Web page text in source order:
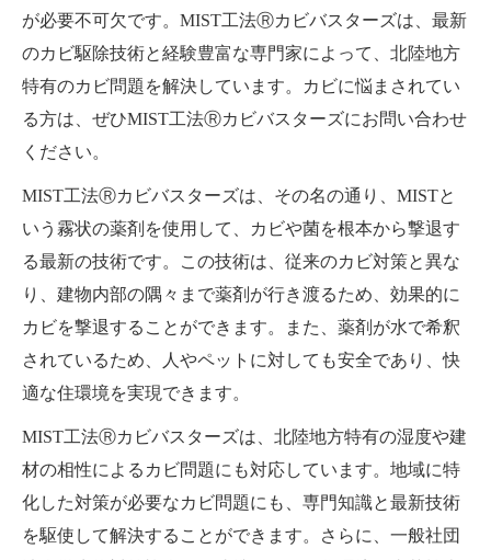
が必要不可欠です。MIST工法Ⓡカビバスターズは、最新
のカビ駆除技術と経験豊富な専門家によって、北陸地方
特有のカビ問題を解決しています。カビに悩まされてい
る方は、ぜひMIST工法Ⓡカビバスターズにお問い合わせ
ください。
MIST工法Ⓡカビバスターズは、その名の通り、MISTと
いう霧状の薬剤を使用して、カビや菌を根本から撃退す
る最新の技術です。この技術は、従来のカビ対策と異な
り、建物内部の隅々まで薬剤が行き渡るため、効果的に
カビを撃退することができます。また、薬剤が水で希釈
されているため、人やペットに対しても安全であり、快
適な住環境を実現できます。
MIST工法Ⓡカビバスターズは、北陸地方特有の湿度や建
材の相性によるカビ問題にも対応しています。地域に特
化した対策が必要なカビ問題にも、専門知識と最新技術
を駆使して解決することができます。さらに、一般社団